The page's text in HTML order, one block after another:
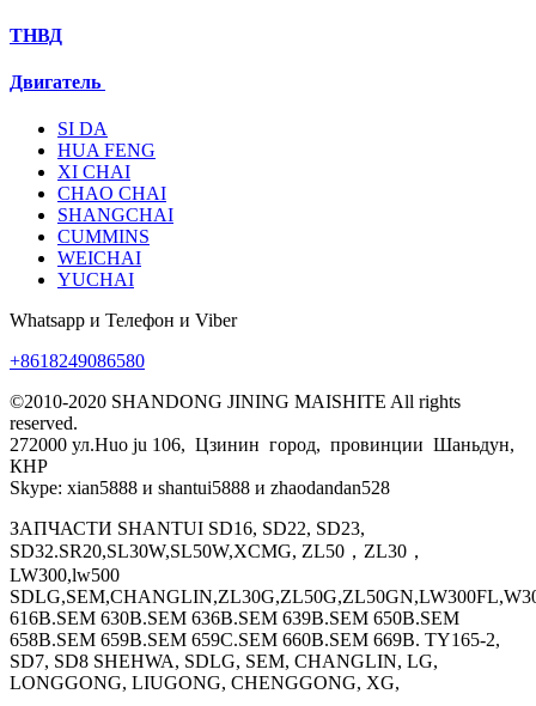
ТНВД
Двигатель
SI DA
HUA FENG
XI CHAI
CHAO CHAI
SHANGCHAI
CUMMINS
WEICHAI
YUCHAI
Whatsapp и Телефон и Viber
+8618249086580
©2010-2020 SHANDONG JINING MAISHITE All rights
reserved.
272000 ул.Huo ju 106, Цзинин город, провинции Шаньдун,
КНР
Skype: xian5888 и shantui5888 и zhaodandan528
ЗАПЧАСТИ SHANTUI SD16, SD22, SD23,
SD32.SR20,SL30W,SL50W,XCMG, ZL50，ZL30，
LW300,lw500
616B.SEM 630B.SEM 636B.SEM 639B.SEM 650B.SEM
658B.SEM 659B.SEM 659C.SEM 660B.SEM 669B. TY165-2,
SD7, SD8 SHEHWA, SDLG, SEM, CHANGLIN, LG,
LONGGONG, LIUGONG, CHENGGONG, XG,